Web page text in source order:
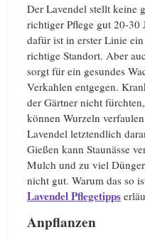
Der Lavendel stellt keine
richtiger Pflege gut 20-30
dafür ist in erster Linie
richtige Standort. Aber
sorgt für ein gesundes
Verkahlen entgegen.
der Gärtner nicht
können Wurzeln
Lavendel letztendlich
Gießen kann Staunässe
Mulch und zu viel
nicht gut. Warum das so
Lavendel Pflegetipps
Anpflanzen